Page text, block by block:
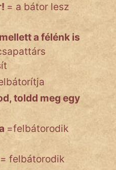
= a bátor lesz
a félénk is
toldd meg egy
=felbátorodik
= felbátorodik